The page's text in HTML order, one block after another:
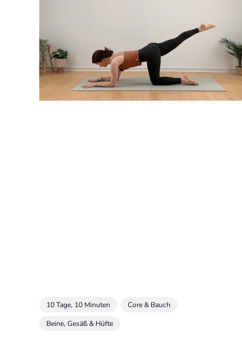
10 Tage, 10 Minuten
Core & Bauch
Beine, Gesäß & Hüfte